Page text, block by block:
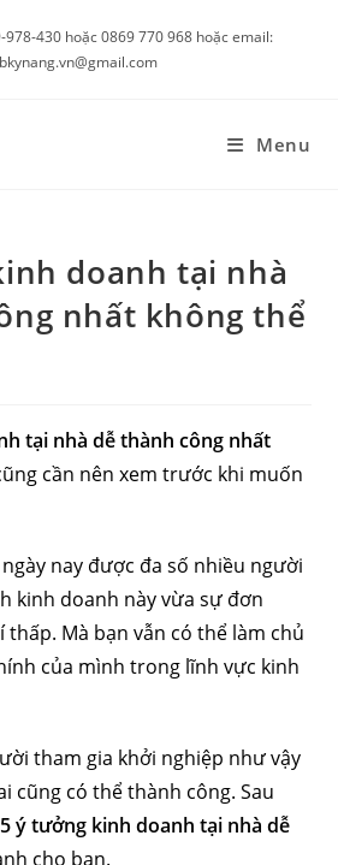
978-430 hoặc 0869 770 968 hoặc email:
Menu
doanh tại nhà
nhất không thể
tại nhà dễ thành công nhất
cần nên xem trước khi muốn
nay được đa số nhiều người
kinh doanh này vừa sự đơn
thấp. Mà bạn vẫn có thể làm chủ
của mình trong lĩnh vực kinh
tham gia khởi nghiệp như vậy
cũng có thể thành công. Sau
5 ý tưởng kinh doanh tại nhà dễ
cho bạn.